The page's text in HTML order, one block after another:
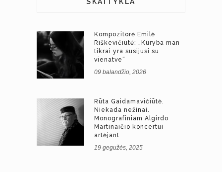
Kompozitorė Emilė
Riškevičiūtė: „Kūryba man
tikrai yra susijusi su
vienatve“
09 balandžio, 2026
Rūta Gaidamavičiūtė.
Niekada nežinai.
Monografiniam Algirdo
Martinaičio koncertui
artėjant
19 gegužės, 2025